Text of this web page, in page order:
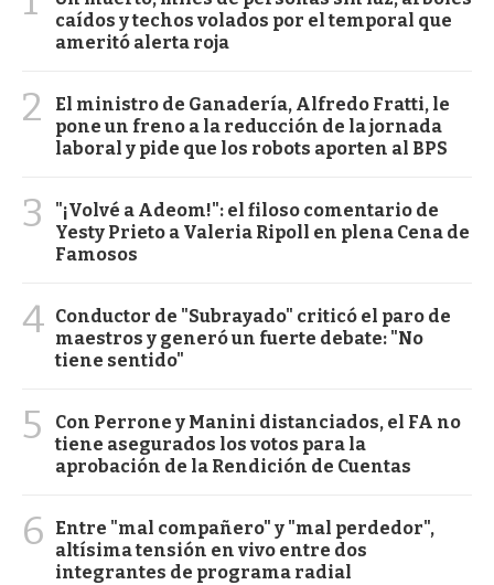
caídos y techos volados por el temporal que
ameritó alerta roja
2
El ministro de Ganadería, Alfredo Fratti, le
pone un freno a la reducción de la jornada
laboral y pide que los robots aporten al BPS
3
"¡Volvé a Adeom!": el filoso comentario de
Yesty Prieto a Valeria Ripoll en plena Cena de
Famosos
4 Conductor de "Subrayado" criticó el paro de
maestros y generó un fuerte debate: "No
tiene sentido"
5
Con Perrone y Manini distanciados, el FA no
tiene asegurados los votos para la
aprobación de la Rendición de Cuentas
6
Entre "mal compañero" y "mal perdedor",
altísima tensión en vivo entre dos
integrantes de programa radial